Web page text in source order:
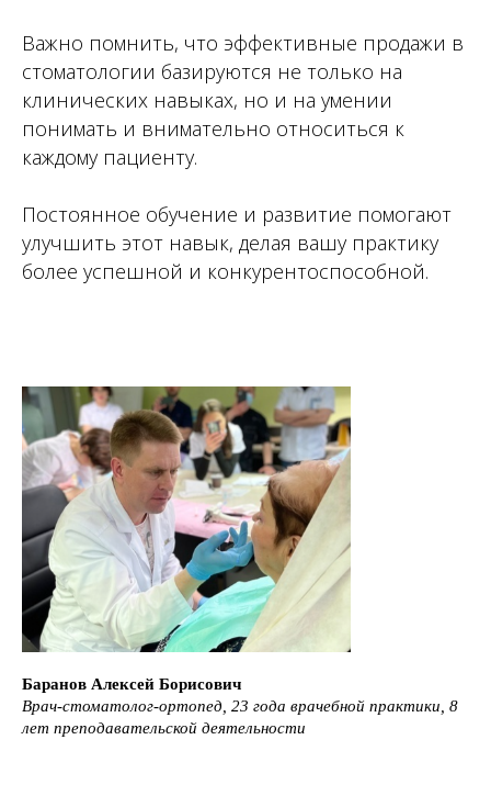
Важно помнить, что эффективные продажи в
стоматологии базируются не только на
клинических навыках, но и на умении
понимать и внимательно относиться к
каждому пациенту.
Постоянное обучение и развитие помогают
улучшить этот навык, делая вашу практику
более успешной и конкурентоспособной.
Баранов Алексей Борисович
Врач-стоматолог-ортопед, 23 года врачебной практики, 8
лет преподавательской деятельности